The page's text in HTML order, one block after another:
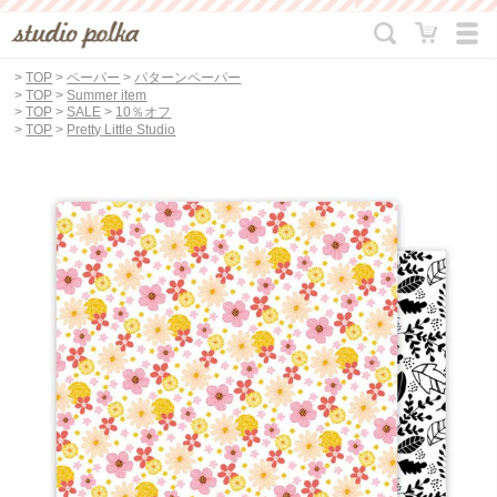
>TOP >ペーパー >パターンペーパー
>TOP > Summer item
>TOP > SALE > 10％オフ
>TOP > Pretty Little Studio